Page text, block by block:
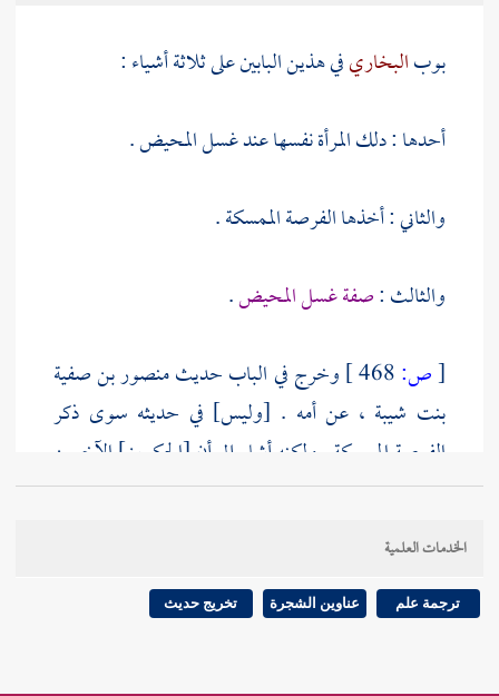
بوبالبخاريفي هذين البابين على ثلاثة أشياء :
أحدها : دلك المرأة نفسها عند غسل المحيض .
والثاني : أخذها الفرصة الممسكة .
والثالث :صفة غسل المحيض.
[ص: وخرج في الباب حديثمنصور بن صفية
بنت شيبة ، عن أمه . [وليس] في حديثه سوى ذكر
الفرصة الممسكة . ولكنه أشار إلى أن [الحكمين] الآخرين
قد رويا في حديثصفية، عنعائشةمن وجه [آخر] ،
لكن ليس هو على شرطه ، فخرج الحديث الأول بالإسناد
الذي على شرطه ، ونبه بذلك على الباقي .
حديثشعبة، عنإبراهيم بن المهاجر، قال : سمعت
الخدمات العلمية
ترجمة علم عناوين الشجرة تخريج حديث